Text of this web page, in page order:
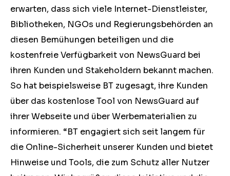
erwarten, dass sich viele Internet-Dienstleister,
Bibliotheken, NGOs und Regierungsbehörden an
diesen Bemühungen beteiligen und die
kostenfreie Verfügbarkeit von NewsGuard bei
ihren Kunden und Stakeholdern bekannt machen.
So hat beispielsweise BT zugesagt, ihre Kunden
über das kostenlose Tool von NewsGuard auf
ihrer Webseite und über Werbematerialien zu
informieren. “BT engagiert sich seit langem für
die Online-Sicherheit unserer Kunden und bietet
Hinweise und Tools, die zum Schutz aller Nutzer